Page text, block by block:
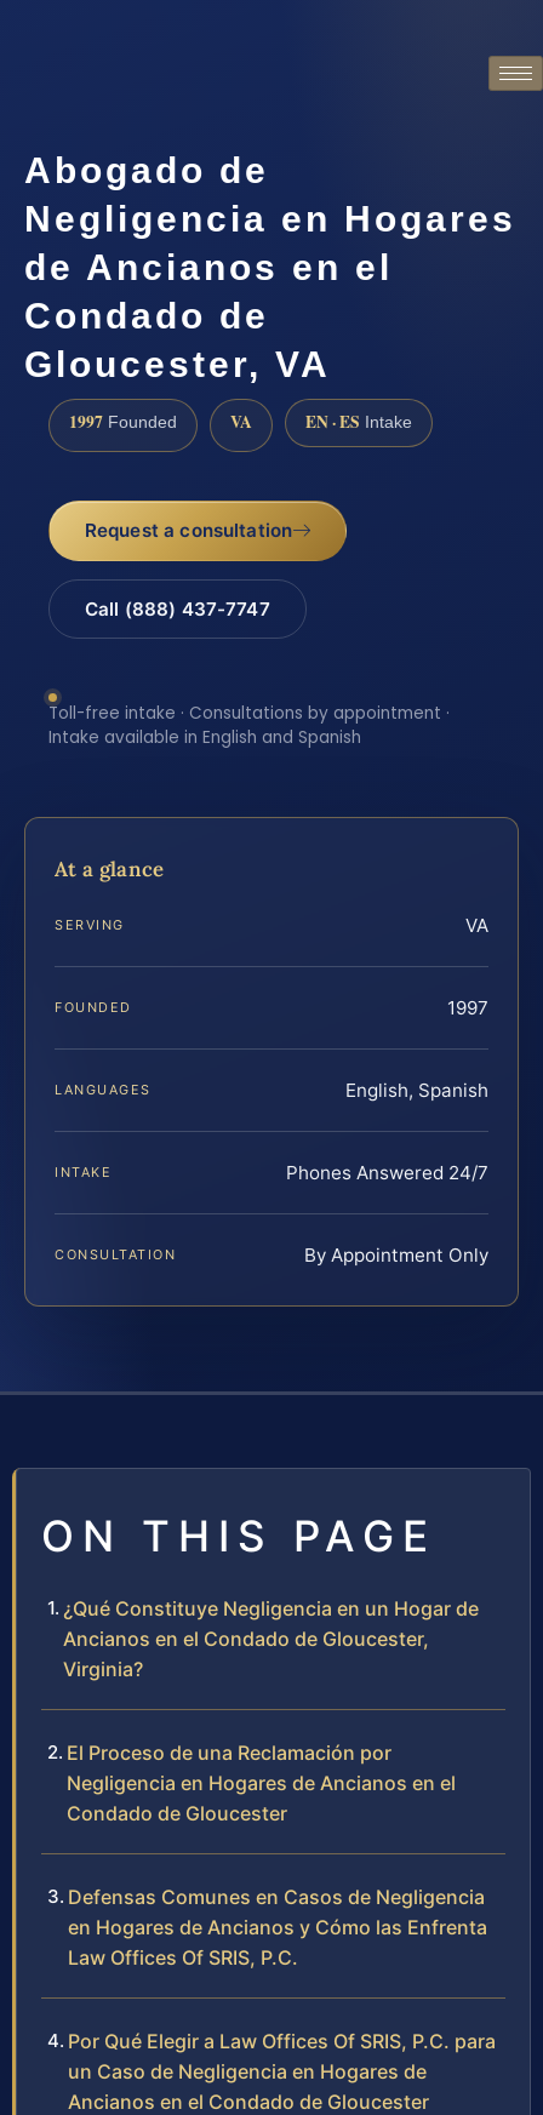
Abogado de
Negligencia en Hogares
de Ancianos en el
Condado de
Gloucester, VA
1997 Founded VA EN · ES Intake
Request a consultation
Call (888) 437-7747
Toll-free intake · Consultations by appointment ·
Intake available in English and Spanish
At a glance
SERVING VA
FOUNDED 1997
LANGUAGES English, Spanish
INTAKE Phones Answered 24/7
CONSULTATION By Appointment Only
ON THIS PAGE
¿Qué Constituye Negligencia en un Hogar de
Ancianos en el Condado de Gloucester,
Virginia?
El Proceso de una Reclamación por
Negligencia en Hogares de Ancianos en el
Condado de Gloucester
Defensas Comunes en Casos de Negligencia
en Hogares de Ancianos y Cómo las Enfrenta
Law Offices Of SRIS, P.C.
Por Qué Elegir a Law Offices Of SRIS, P.C. para
un Caso de Negligencia en Hogares de
Ancianos en el Condado de Gloucester